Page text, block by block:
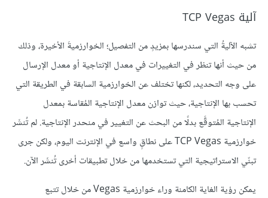
آلية TCP Vegas
تشبه الآليةُ التي سندرسها بمزيدٍ من التفصيل؛ الخوارزميةَ الأخيرة، وذلك
من حيث أنها تنظر في التغييرات في معدل الإنتاجية أو معدل الإرسال
على وجه التحديد، لكنها تختلف عن الخوارزمية السابقة في الطريقة التي
تحسب بها الإنتاجية، حيث توازن معدل الإنتاجية المُقاسة بمعدل
الإنتاجية المُتوقَّع بدلًا من البحث عن التغيير في منحدر الإنتاجية. لم تُنشَر
خوارزمية TCP Vegas على نطاقٍ واسع في الإنترنت اليوم، ولكن جرى
تبنّي الاستراتيجية التي تستخدمها من خلال تطبيقات أخرى تُنشَر الآن.
يمكن رؤية الغاية الكامنة وراء خوارزمية Vegas من خلال تتبع